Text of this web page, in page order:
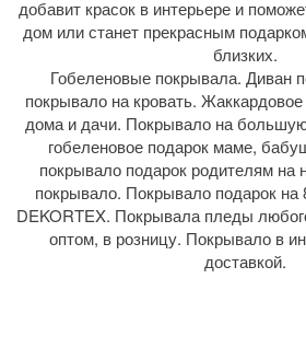
добавит красок в интерьере и
дом или станет прекрасным
близких.
Гобеленовые покрывала. Диван
покрывало на кровать.
дома и дачи. Покрывало на
гобеленовое подарок маме,
покрывало подарок родителям на
покрывало. Покрывало подарок
DEKORTEX. Покрывала пледы
оптом, в розницу. Покрывало в
доставкой.